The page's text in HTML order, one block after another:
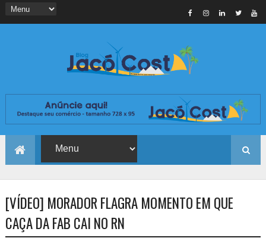
[VÍDEO] MORADOR FLAGRA MOMENTO EM QUE
CAÇA DA FAB CAI NO RN